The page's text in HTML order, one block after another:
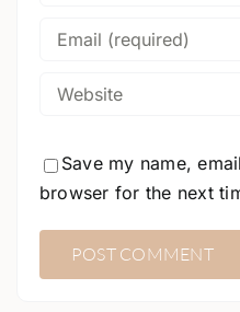
Save my name,
browser for the next